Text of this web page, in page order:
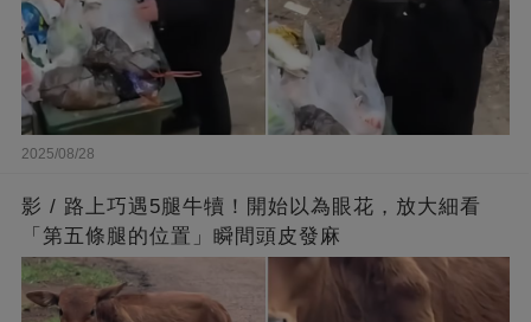
2025/08/28
影 / 路上巧遇5腿牛犢！開始以為眼花，放大細看
「第五條腿的位置」瞬間頭皮發麻